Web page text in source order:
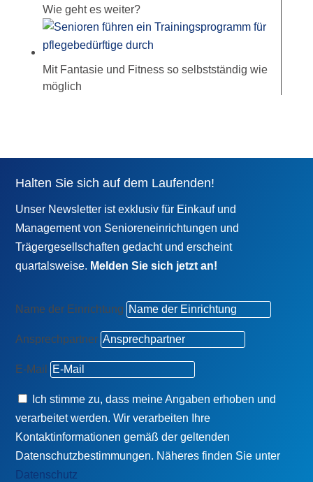
Wie geht es weiter?
Mit Fantasie und Fitness so selbstständig wie
möglich
Halten Sie sich auf dem Laufenden!
Unser Newsletter ist exklusiv für Einkauf und
Management von Senioreneinrichtungen und
Trägergesellschaften gedacht und erscheint
quartalsweise. Melden Sie sich jetzt an!
Name der Einrichtung
Ansprechpartner
E-Mail
Ich stimme zu, dass meine Angaben erhoben und
verarbeitet werden. Wir verarbeiten Ihre
Kontaktinformationen gemäß der geltenden
Datenschutzbestimmungen. Näheres finden Sie unter
Datenschutz